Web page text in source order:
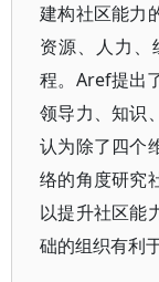
建构社区能力
资源、人力
程。Aref提出
领导力、知识
认为除了四个
络的角度研究
以提升社区能
础的组织有利